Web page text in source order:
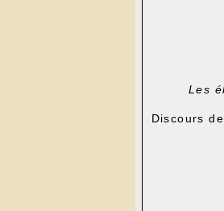
Les
Discours